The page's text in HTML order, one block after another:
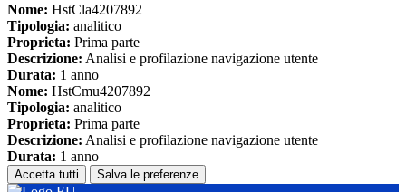
Nome: HstCla4207892
Tipologia: analitico
Proprieta: Prima parte
Descrizione: Analisi e profilazione navigazione utente
Durata: 1 anno
Nome: HstCmu4207892
Tipologia: analitico
Proprieta: Prima parte
Descrizione: Analisi e profilazione navigazione utente
Durata: 1 anno
Accetta tutti Salva le preferenze